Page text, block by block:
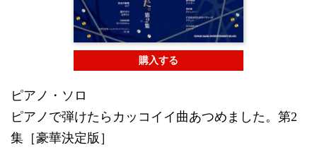
購入する
ピアノ・ソロ
ピアノで弾けたらカッコイイ曲あつめました。第2
集［豪華決定版］